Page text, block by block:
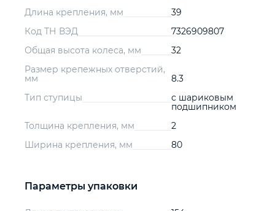
Длина крепления, мм
39
Код ТН ВЭД
7326909807
Общая высота колеса, мм
32
Размер крепежных отверстий,
мм
8.3
Тип ступицы
с шариковым
подшипником
Толщина крепления, мм
2
Ширина крепления, мм
80
Параметры упаковки